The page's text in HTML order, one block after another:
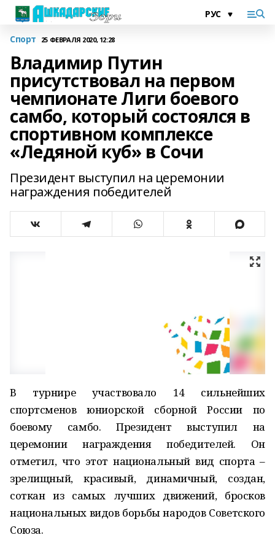
Спорт 25 ФЕВРАЛЯ 2020, 12:28
Владимир Путин
присутствовал на первом
чемпионате Лиги боевого
самбо, который состоялся в
спортивном комплексе
«Ледяной куб» в Сочи
Президент выступил на церемонии
награждения победителей
В турнире участвовало 14 сильнейших
спортсменов юниорской сборной России по
боевому самбо. Президент выступил на
церемонии награждения победителей. Он
отметил, что этот национальный вид спорта –
зрелищный, красивый, динамичный, создан,
соткан из самых лучших движений, бросков
национальных видов борьбы народов Советского
Союза.